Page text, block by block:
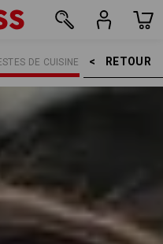
RETOUR    >
DE CUISINE